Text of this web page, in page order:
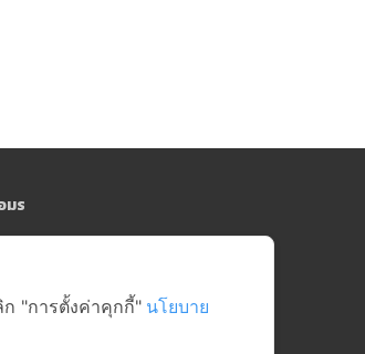
มร
0809
Office (คลังสินค้าสาย 5)
รศูนย์รวมอะไหล่อีเล็คโทรนิคส์ จำกัด
"การตั้งค่าคุกกี้" นโยบาย